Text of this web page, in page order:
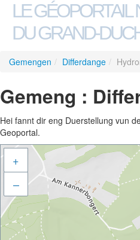
LE GÉOPORTAIL
DU GRAND-
Gemengen / Differdange /
Gemeng :
Hei fannt dir eng Duerstellung vun
Geoportal.
+
–